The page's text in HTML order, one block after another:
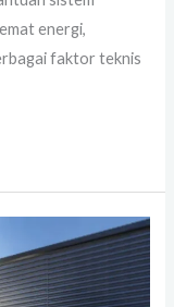
energi,
faktor teknis